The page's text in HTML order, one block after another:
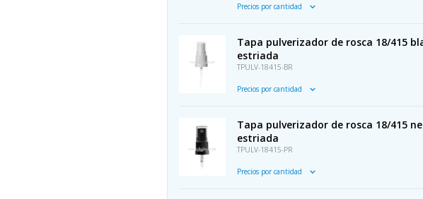
Precios por cantidad
Tapa pulverizador de rosca 18/415
estriada
TPULV-18415-BR
Precios por cantidad
Tapa pulverizador de rosca 18/415
estriada
TPULV-18415-PR
Precios por cantidad